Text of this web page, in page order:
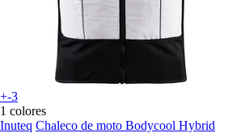
+-3
1 colores
Inuteq Chaleco de moto Bodycool Hybrid